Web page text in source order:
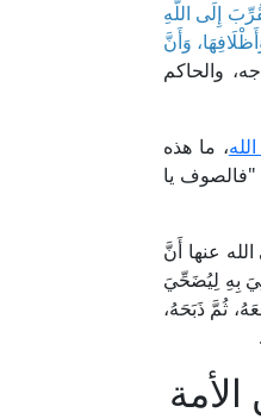
إِلَى اللَّهِ
وَأَنَّ
والحاكم
، ما هذه
"فالصوف يا
عنها أَنَّ
بِهِ لِيُضَحِّيَ
ثُمَّ ذَبَحَهُ،